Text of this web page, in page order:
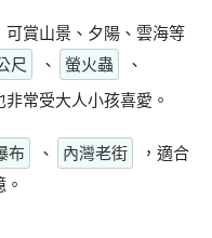
賞山景、夕陽、雲海等
尺 、 螢火蟲
、
非常受大人小孩喜愛。
布 、 內灣老街
，適合